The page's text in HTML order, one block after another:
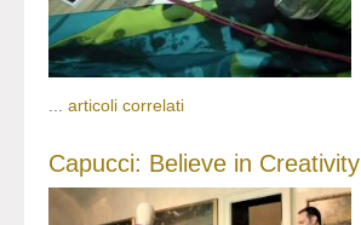
... articoli correlati
Capucci: Believe in Creativity